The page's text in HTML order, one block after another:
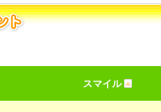
スマイル